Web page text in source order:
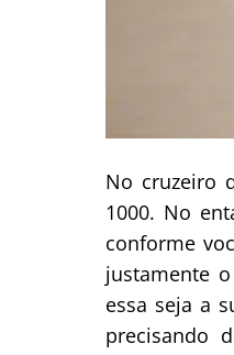
No cruzeiro
1000. No
conforme
justamente
essa seja a
precisando